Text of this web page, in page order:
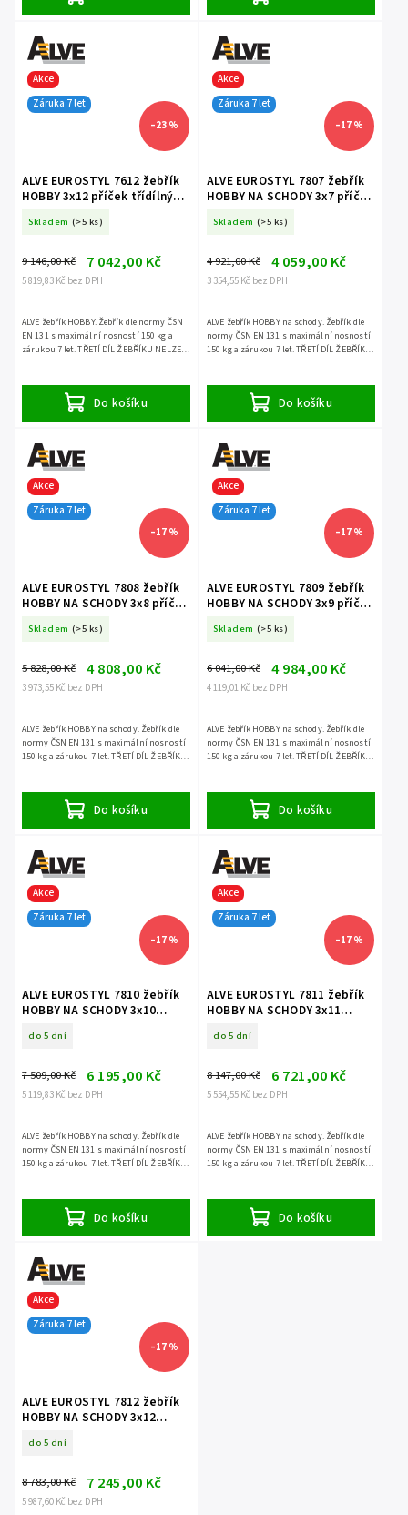
Akce
Záruka 7 let
–23 %
ALVE EUROSTYL 7612 žebřík
HOBBY 3x12 příček třídílný
Skladem (>5 ks)
5 819,83 Kč bez DPH
9 146,00 Kč 7 042,00 Kč
Do košíku
ALVE žebřík HOBBY. Žebřík dle normy ČSN
EN 131 s maximální nosností 150 kg a
zárukou 7 let. TŘETÍ DÍL ŽEBŘÍKU NELZE
Akce
Záruka 7 let
–17 %
ALVE EUROSTYL 7807 žebřík
HOBBY NA SCHODY 3x7 příček
Skladem (>5 ks)
3 354,55 Kč bez DPH
4 921,00 Kč 4 059,00 Kč
Do košíku
ALVE žebřík HOBBY na schody. Žebřík dle
normy ČSN EN 131 s maximální nosností
150 kg a zárukou 7 let. TŘETÍ DÍL ŽEBŘÍKU
Akce
Záruka 7 let
–17 %
ALVE EUROSTYL 7808 žebřík
HOBBY NA SCHODY 3x8 příček
Skladem (>5 ks)
3 973,55 Kč bez DPH
5 828,00 Kč 4 808,00 Kč
Do košíku
ALVE žebřík HOBBY na schody. Žebřík dle
normy ČSN EN 131 s maximální nosností
150 kg a zárukou 7 let. TŘETÍ DÍL ŽEBŘÍKU
Akce
Záruka 7 let
–17 %
ALVE EUROSTYL 7809 žebřík
HOBBY NA SCHODY 3x9 příček
Skladem (>5 ks)
4 119,01 Kč bez DPH
6 041,00 Kč 4 984,00 Kč
Do košíku
ALVE žebřík HOBBY na schody. Žebřík dle
normy ČSN EN 131 s maximální nosností
150 kg a zárukou 7 let. TŘETÍ DÍL ŽEBŘÍKU
Akce
Záruka 7 let
–17 %
ALVE EUROSTYL 7810 žebřík
HOBBY NA SCHODY 3x10
do 5 dní
5 119,83 Kč bez DPH
7 509,00 Kč 6 195,00 Kč
Do košíku
ALVE žebřík HOBBY na schody. Žebřík dle
normy ČSN EN 131 s maximální nosností
150 kg a zárukou 7 let. TŘETÍ DÍL ŽEBŘÍKU
Akce
Záruka 7 let
–17 %
ALVE EUROSTYL 7811 žebřík
HOBBY NA SCHODY 3x11
do 5 dní
5 554,55 Kč bez DPH
8 147,00 Kč 6 721,00 Kč
Do košíku
ALVE žebřík HOBBY na schody. Žebřík dle
normy ČSN EN 131 s maximální nosností
150 kg a zárukou 7 let. TŘETÍ DÍL ŽEBŘÍKU
Akce
Záruka 7 let
–17 %
ALVE EUROSTYL 7812 žebřík
HOBBY NA SCHODY 3x12
do 5 dní
5 987,60 Kč bez DPH
8 783,00 Kč 7 245,00 Kč